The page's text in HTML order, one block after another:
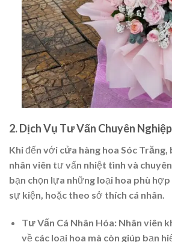
2. Dịch Vụ Tư Vấn Chuyên Nghiệp
Khi đến với cửa hàng hoa Sóc Trăng,
nhân viên tư vấn nhiệt tình và
bạn chọn lựa những loại hoa phù
sự kiện, hoặc theo sở thích cá nhân.
Tư Vấn Cá Nhân Hóa:Nhân viên
về các loại hoa mà còn giúp bạn